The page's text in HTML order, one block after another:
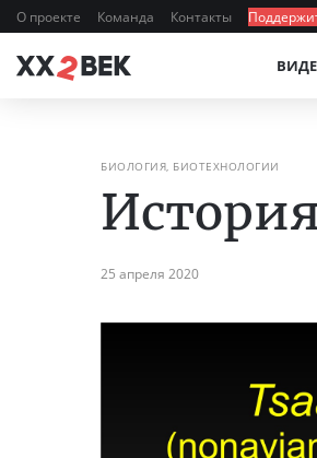
О проекте Команда Контакты
БИОЛОГИЯ, БИОТЕХНОЛОГИИ
25 апреля 2020